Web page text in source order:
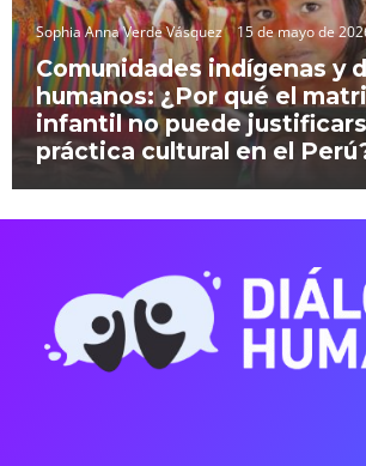
Sophia Anna Verde Vásquez 15 de mayo de
Comunidades indígenas y
humanos: ¿Por qué el
infantil no puede
práctica cultural en el